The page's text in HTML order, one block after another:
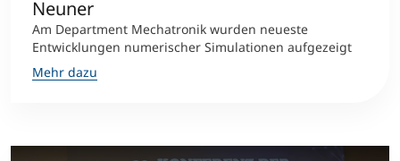
Neuner
Am Department Mechatronik wurden neueste
Entwicklungen numerischer Simulationen aufgezeigt
Mehr dazu